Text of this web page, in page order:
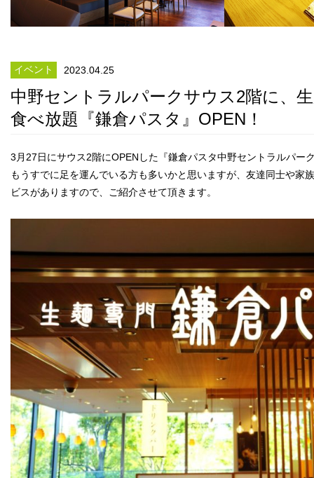
イベント 2023.04.25
中野セントラルパークサウス2階に、
食べ放題『鎌倉パスタ』OPEN！
3月27日にサウス2階にOPENした『鎌倉パスタ中野セントラルパー
もうすでに足を運んでいる方も多いかと思いますが、友達同士や家
ビスがありますので、ご紹介させて頂きます。